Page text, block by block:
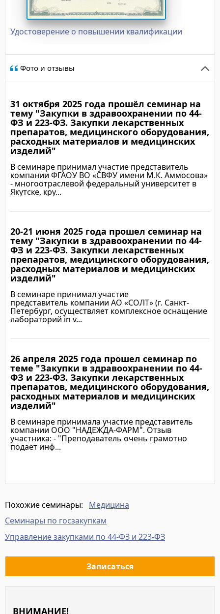
Удостоверение о повышении квалификации
Фото и отзывы
31 октября 2025 года прошёл семинар на
тему "Закупки в здравоохранении по 44-
ФЗ и 223-ФЗ. Закупки лекарственных
препаратов, медицинского оборудования,
расходных материалов и медицинских
изделий"
В семинаре принимал участие представитель
компании ФГАОУ ВО «СВФУ имени М.К. Аммосова»
- многоотраслевой федеральный университет в
Якутске, кру...
Подробнее
20-21 июня 2025 года прошел семинар на
тему "Закупки в здравоохранении по 44-
ФЗ и 223-ФЗ. Закупки лекарственных
препаратов, медицинского оборудования,
расходных материалов и медицинских
изделий"
В семинаре принимал участие
представитель компании АО «СОЛТ» (г. Санкт-
Петербург, осуществляет комплексное оснащение
лабораторий in v...
Подробнее
26 апреля 2025 года прошел семинар по
теме "Закупки в здравоохранении по 44-
ФЗ и 223-ФЗ. Закупки лекарственных
препаратов, медицинского оборудования,
расходных материалов и медицинских
изделий"
В семинаре принимала участие представитель
компании ООО "НАДЕЖДА-ФАРМ". Отзыв
участника: - "Преподаватель очень грамотно
подаёт инф...
Похожие семинары: Медицина
Семинары по госзакупкам
Управление закупками по 44-ФЗ и 223-ФЗ
Записаться
ВНИМАНИЕ!